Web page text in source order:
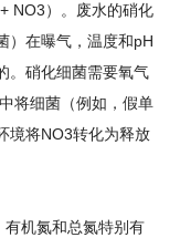
NO3）。废水的硝化
）在曝气，温度和pH
。硝化细菌需要氧气
将细菌（例如，假单
境将NO3转化为释放
机氮和总氮特别有